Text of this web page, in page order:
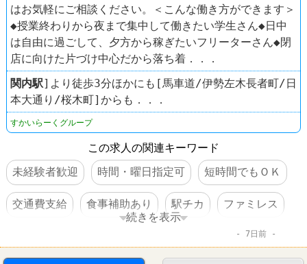
はお気軽にご相談ください。＜こんな働き方ができます＞
◆授業終わりから夜まで集中して働きたい学生さん◆日中
は自由に過ごして、夕方から稼ぎたいフリーターさん◆閉
店に向けた片づけ中心だから落ち着．．．
関内駅]より徒歩3分ほかにも[馬車道/伊勢左木長者町/日
本大通り/桜木町]からも．．．
すかいらーくグループ
この求人の関連キーワード
未経験者歓迎
時間・曜日指定可 短時間でもＯＫ
交通費支給 食事補助あり 駅チカ ファミレス
続きを表示
7日前